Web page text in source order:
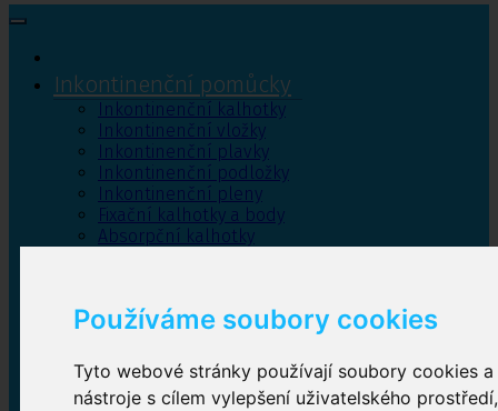
Používáme soubory cookies
Tyto webové stránky používají soubory cookies
nástroje s cílem vylepšení uživatelského
Inkontinenční pomůcky
Inkontinenční kalhotky
Inkontinenční vložky
Inkontinenční plavky
Inkontinenční podložky
Inkontinenční pleny
Fixační kalhotky a body
Absorpční kalhotky
Inkontinenční kalhotky